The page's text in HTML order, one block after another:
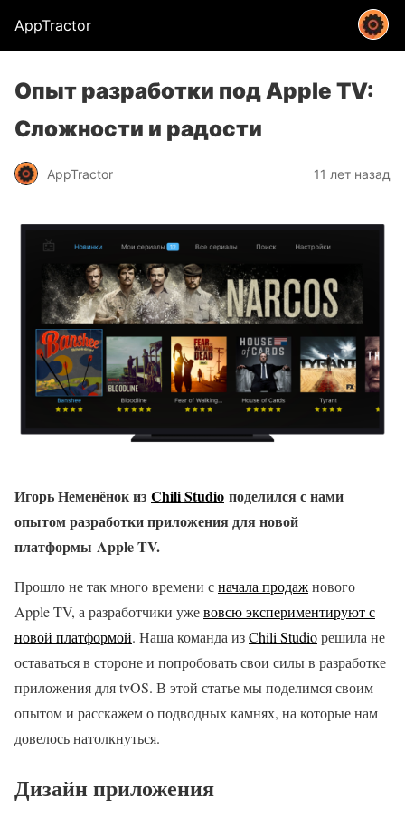
AppTractor
Опыт разработки под Apple TV:
Сложности и радости
AppTractor 11 лет назад
Игорь Неменёнок из Chili Studio поделился с нами
опытом разработки приложения для новой
платформы Apple TV.
Прошло не так много времени сначала продажнового
Apple TV, а разработчики ужевовсю экспериментируют с
новой платформой. Наша команда изChili Studioрешила не
оставаться в стороне и попробовать свои силы в разработке
приложения для tvOS. В этой статье мы поделимся своим
опытом и расскажем о подводных камнях, на которые нам
довелось натолкнуться.
Дизайн приложения